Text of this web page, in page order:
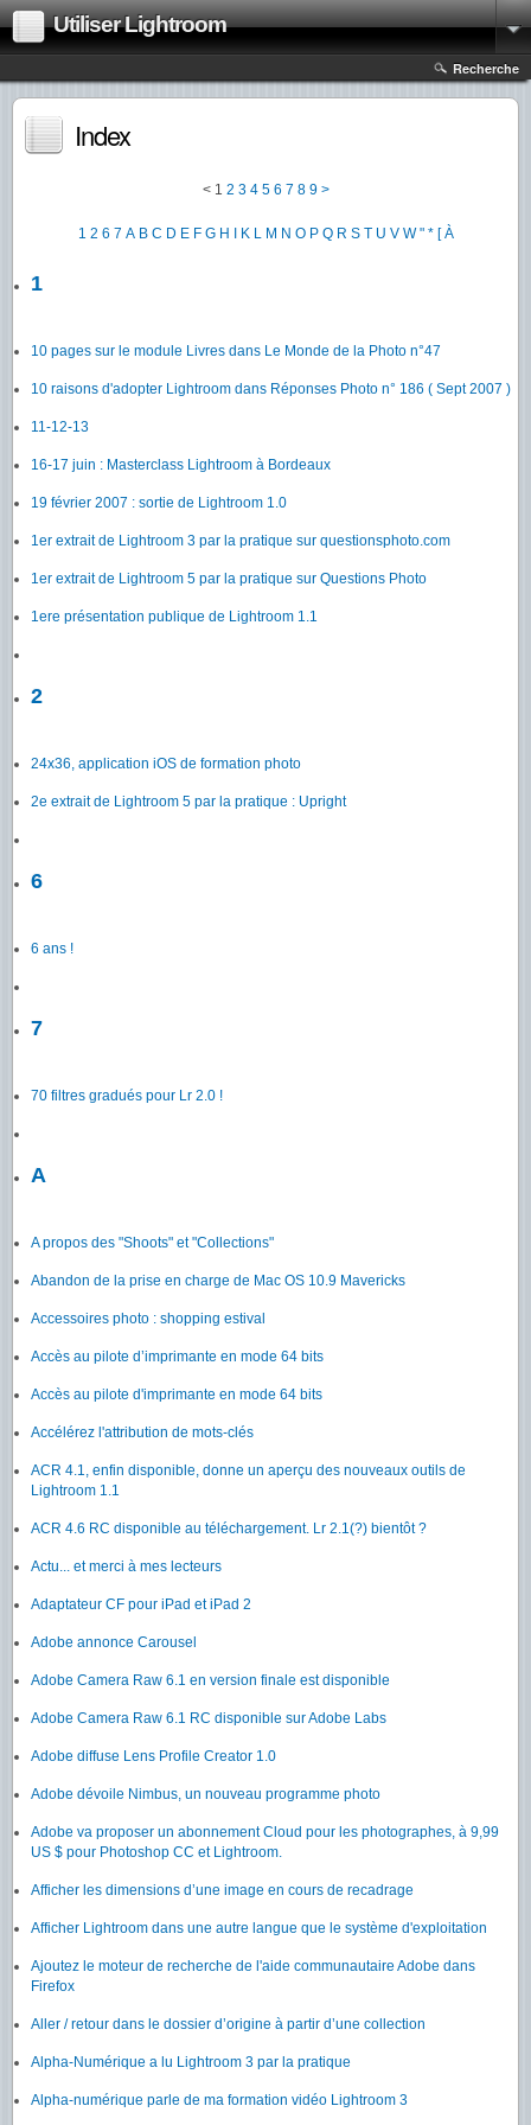
Utiliser Lightroom
Recherche
Index
< 1 2 3 4 5 6 7 8 9 >
1 2 6 7 A B C D E F G H K L M N O P Q R S T U V W " * [ À
1
10 pages sur le module Livres dans Le Monde de la Photo n°47
10 raisons d'adopter Lightroom dans Réponses Photo n° 186 ( Sept 2007 )
11-12-13
16-17 juin : Masterclass Lightroom à Bordeaux
19 février 2007 : sortie de Lightroom 1.0
1er extrait de Lightroom 3 par la pratique sur questionsphoto.com
1er extrait de Lightroom 5 par la pratique sur Questions Photo
1ere présentation publique de Lightroom 1.1
2
24x36, application iOS de formation photo
2e extrait de Lightroom 5 par la pratique : Upright
6
6 ans !
7
70 filtres gradués pour Lr 2.0 !
A
A propos des "Shoots" et "Collections"
Abandon de la prise en charge de Mac OS 10.9 Mavericks
Accessoires photo : shopping estival
Accès au pilote d’imprimante en mode 64 bits
Accès au pilote d'imprimante en mode 64 bits
Accélérez l'attribution de mots-clés
ACR 4.1, enfin disponible, donne un aperçu des nouveaux outils de
Lightroom 1.1
ACR 4.6 RC disponible au téléchargement. Lr 2.1(?) bientôt ?
Actu... et merci à mes lecteurs
Adaptateur CF pour iPad et iPad 2
Adobe annonce Carousel
Adobe Camera Raw 6.1 en version finale est disponible
Adobe Camera Raw 6.1 RC disponible sur Adobe Labs
Adobe diffuse Lens Profile Creator 1.0
Adobe dévoile Nimbus, un nouveau programme photo
Adobe va proposer un abonnement Cloud pour les photographes, à 9,99
US $ pour Photoshop CC et Lightroom.
Afficher les dimensions d’une image en cours de recadrage
Afficher Lightroom dans une autre langue que le système d'exploitation
Ajoutez le moteur de recherche de l'aide communautaire Adobe dans
Firefox
Aller / retour dans le dossier d’origine à partir d’une collection
Alpha-Numérique a lu Lightroom 3 par la pratique
Alpha-numérique parle de ma formation vidéo Lightroom 3